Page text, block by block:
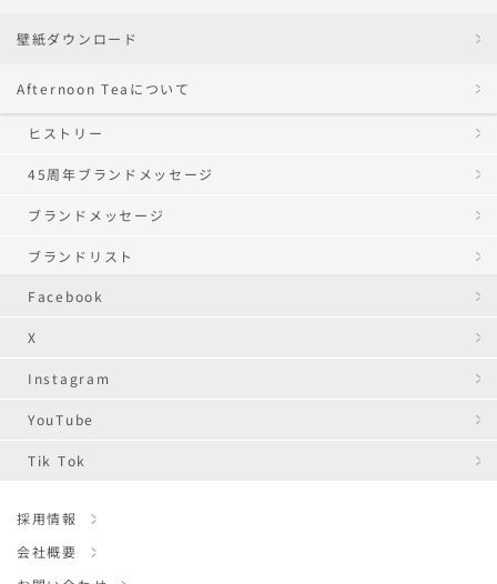
壁紙ダウンロード
Afternoon Teaについて
ヒストリー
45周年ブランドメッセージ
ブランドメッセージ
ブランドリスト
Facebook
X
Instagram
YouTube
Tik Tok
採用情報
会社概要